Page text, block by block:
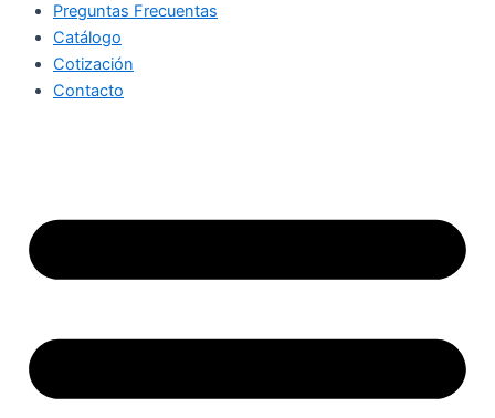
Preguntas Frecuentas
Catálogo
Cotización
Contacto